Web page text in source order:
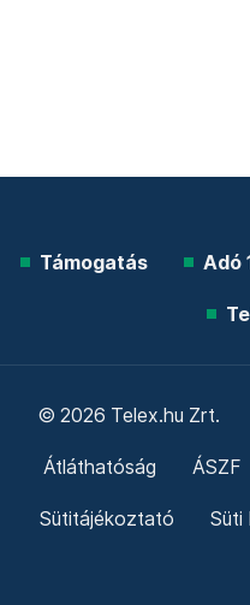
Támogatás Adó
© 2026 Telex.hu Zrt.
Átláthatóság ÁSZF
Sütitájékoztató Süti